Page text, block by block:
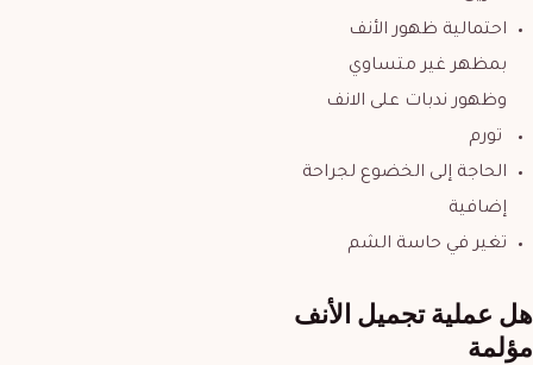
احتمالية ظهور الأنف
بمظهر غير متساوي
وظهور ندبات على الانف
تورم
الحاجة إلى الخضوع لجراحة
إضافية
تغير في حاسة الشم
هل عملية تجميل الأنف
مؤلمة